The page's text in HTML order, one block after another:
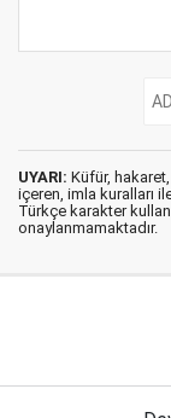
UYARI: Küfür,
içeren, imla kuralları
Türkçe karakter
onaylanmamaktadır.